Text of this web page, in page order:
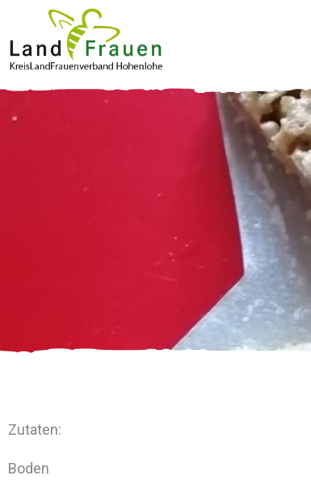
Zutaten:
Boden